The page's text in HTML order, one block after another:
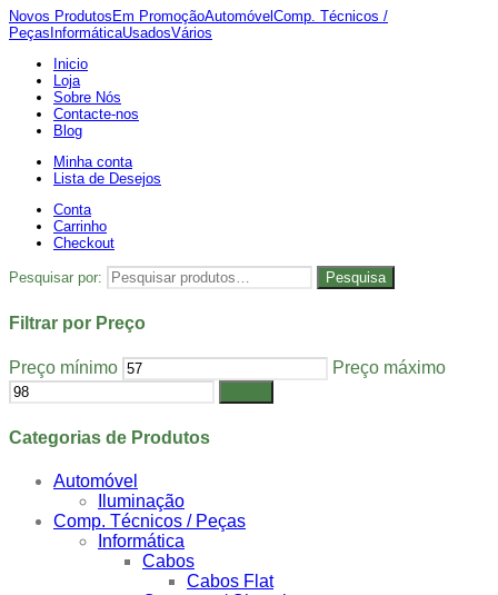
Novos Produtos Em PromoçãoAutomóvel Comp. Técnicos /
Peças InformáticaUsadosVários
Inicio
Loja
Sobre Nós
Contacte-nos
Blog
Minha conta
Lista de Desejos
Conta
Carrinho
Checkout
Pesquisar por: Pesquisa
Filtrar por Preço
Preço mínimo Preço máximo
Categorias de Produtos
Automóvel
Iluminação
Comp. Técnicos / Peças
Informática
Cabos
Cabos Flat